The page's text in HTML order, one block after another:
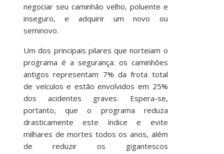
negociar seu caminhão velho, poluente e
inseguro, e adquirir um novo ou
seminovo.
Um dos principais pilares que norteiam o
programa é a segurança: os caminhões
antigos representam 7% da frota total
de veículos e estão envolvidos em 25%
dos acidentes graves. Espera-se,
portanto, que o programa reduza
drasticamente este índice e evite
milhares de mortes todos os anos, além
de reduzir os gigantescos